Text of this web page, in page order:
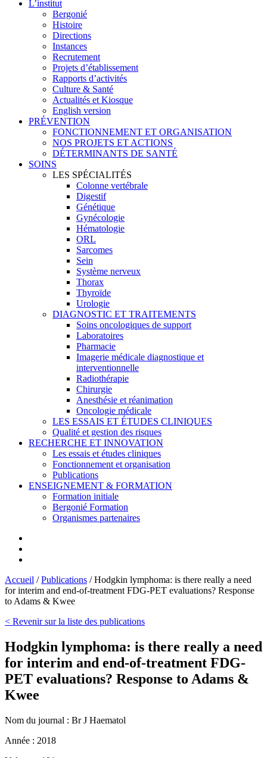
L’institut
Bergonié
Histoire
Directions
Instances
Recrutement
Projets d’établissement
Rapports d’activités
Culture & Santé
Actualités et Kiosque
English version
PRÉVENTION
FONCTIONNEMENT ET ORGANISATION
NOS PROJETS ET ACTIONS
DÉTERMINANTS DE SANTÉ
SOINS
LES SPÉCIALITÉS
Colonne vertébrale
Digestif
Génétique
Gynécologie
Hématologie
ORL
Sarcomes
Sein
Système nerveux
Thorax
Thyroïde
Urologie
DIAGNOSTIC ET TRAITEMENTS
Soins oncologiques de support
Laboratoires
Pharmacie
Imagerie médicale diagnostique et
interventionnelle
Radiothérapie
Chirurgie
Anesthésie et réanimation
Oncologie médicale
LES ESSAIS ET ÉTUDES CLINIQUES
Qualité et gestion des risques
RECHERCHE ET INNOVATION
Les essais et études cliniques
Fonctionnement et organisation
Publications
ENSEIGNEMENT & FORMATION
Formation initiale
Bergonié Formation
Organismes partenaires
Accueil /Publications /Hodgkin lymphoma: is there really a need
for interim and end-of-treatment FDG-PET evaluations? Response
to Adams & Kwee
< Revenir sur la liste des publications
Hodgkin lymphoma: is there really a need
for interim and end-of-treatment FDG-
PET evaluations? Response to Adams &
Kwee
Nom du journal : Br J Haematol
Année : 2018